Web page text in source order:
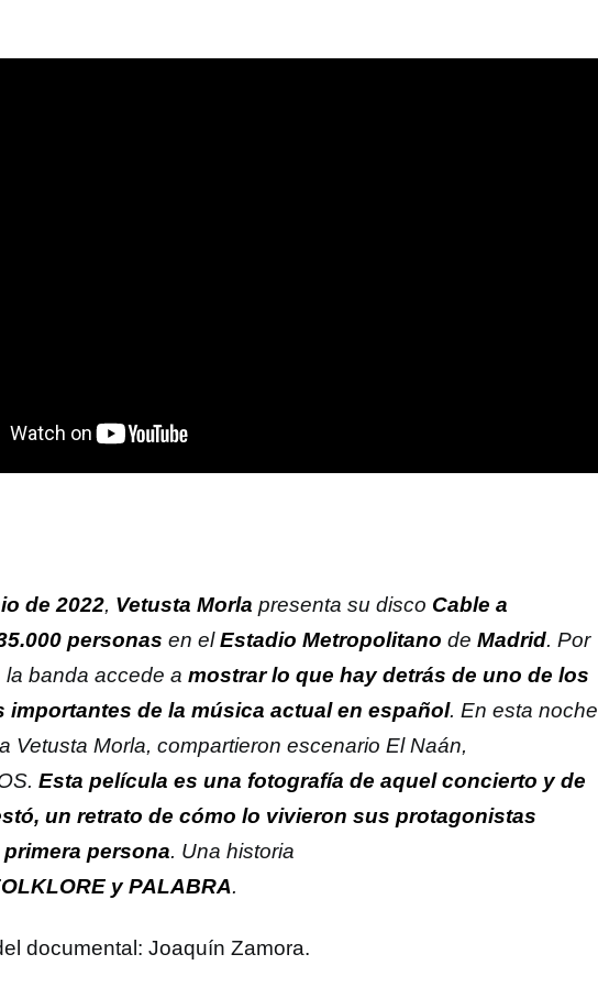
de 2022, Vetusta Morla presenta su disco Cable a
personas en elEstadio Metropolitano de Madrid. Por
la banda accede a mostrar lo que hay detrás de uno de los
importantes de la música actual en español. En esta noche
Vetusta Morla, compartieron escenario El Naán,
Esta película es una fotografía de aquel concierto y de
un retrato de cómo lo vivieron sus protagonistas
persona. Una historia
y PALABRA.
documental: Joaquín Zamora.